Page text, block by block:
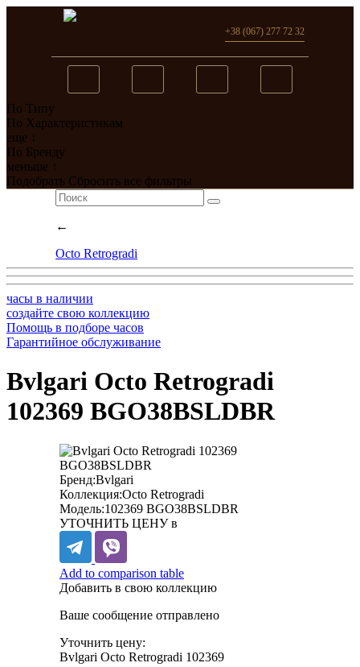
Вы добавили в сравнение
перейти
+38 (067) 277 72 32
По Типу
По Характеристикам
еще ↓
По Бренду
меньше ↑
Подобрать Сбросить все фильтры
←
Octo Retrogradi
часы в наличии
создайте свою коллекцию
Помощь в подборе часов
Гарантийное обслуживание
Bvlgari Octo Retrogradi
102369 BGO38BSLDBR
Бренд:Bvlgari
Коллекция:Octo Retrogradi
Модель:102369 BGO38BSLDBR
УТОЧНИТЬ ЦЕНУ в
Add to comparison table
Добавить в свою коллекцию
Ваше сообщение отправлено
Уточнить цену:
Bvlgari Octo Retrogradi 102369